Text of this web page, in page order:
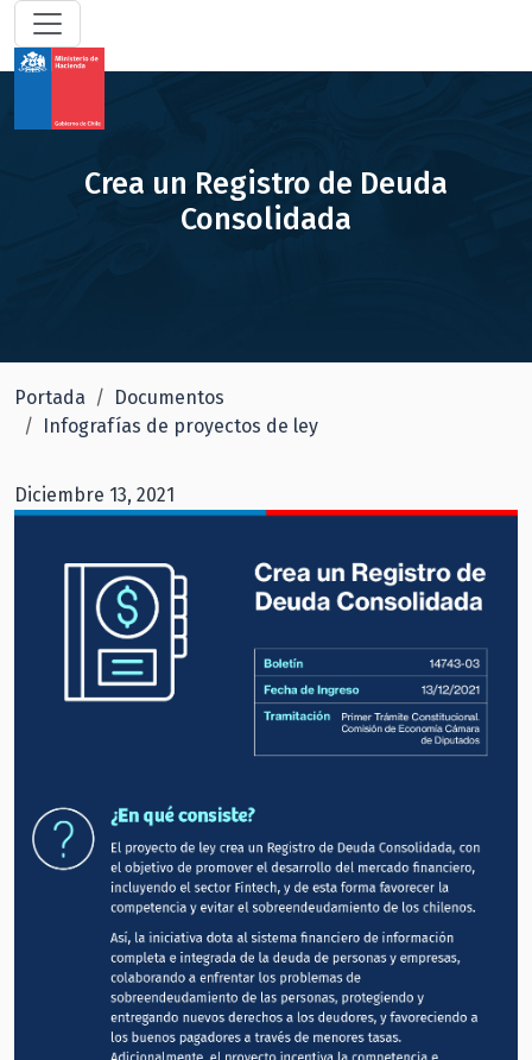
Crea un Registro de Deuda
Consolidada
Portada
Documentos
Infografías de proyectos de ley
Diciembre 13, 2021